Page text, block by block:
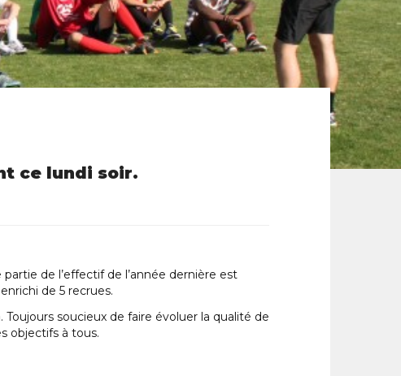
ce lundi soir.
de l’effectif de l’année dernière est
de 5 recrues.
soucieux de faire évoluer la qualité de
objectifs à tous.